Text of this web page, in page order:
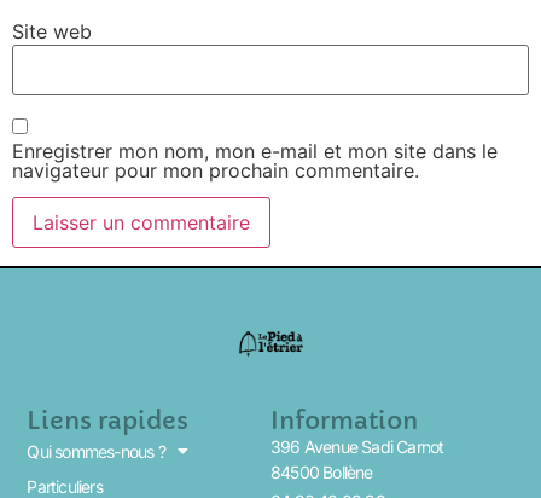
Site web
Enregistrer mon nom, mon e-mail et mon site dans le
navigateur pour mon prochain commentaire.
Liens rapides
Qui sommes-nous ?
Particuliers
Information
396 Avenue Sadi Carnot
84500 Bollène